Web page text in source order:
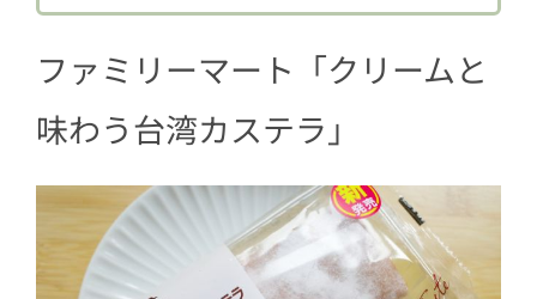
ファミリーマート「クリームと
味わう台湾カステラ 」